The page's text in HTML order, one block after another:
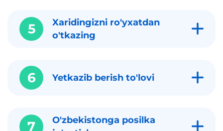
5
Xaridingizni ro'yxatdan
o'tkazing
6 Yetkazib berish to'lovi
7
O'zbekistonga posilka